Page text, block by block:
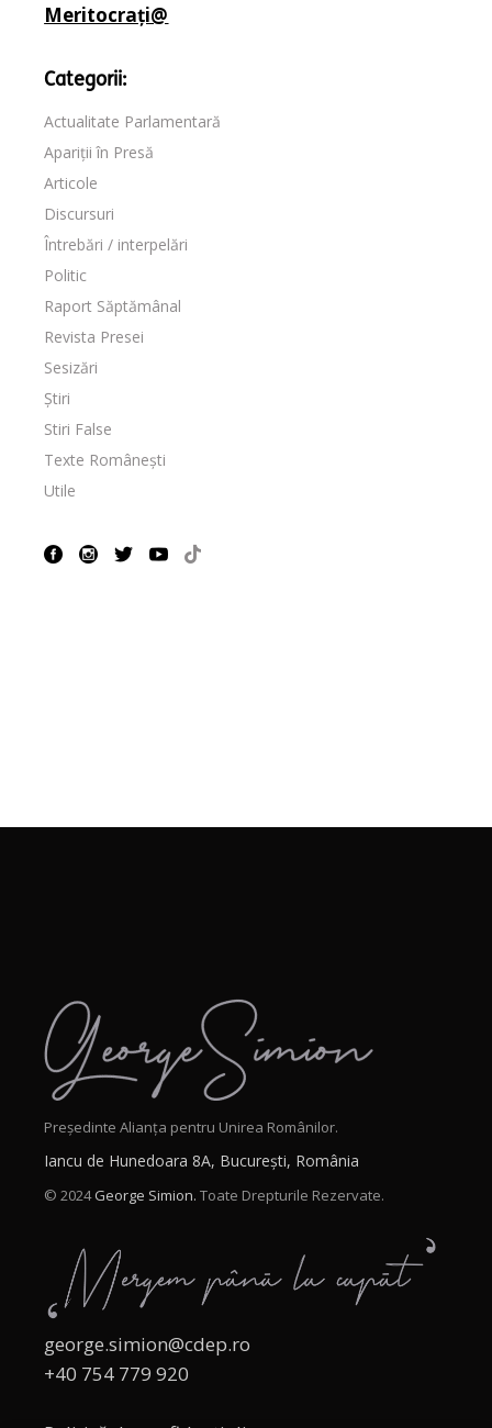
Meritocrați@
Categorii:
Actualitate Parlamentară
Apariții în Presă
Articole
Discursuri
Întrebări / interpelări
Politic
Raport Săptămânal
Revista Presei
Sesizări
Știri
Stiri False
Texte Românești
Utile
Președinte Alianța pentru Unirea Românilor.
Iancu de Hunedoara 8A, București, România
© 2024George Simion. Toate Drepturile Rezervate.
george.simion@cdep.ro
+40 754 779 920